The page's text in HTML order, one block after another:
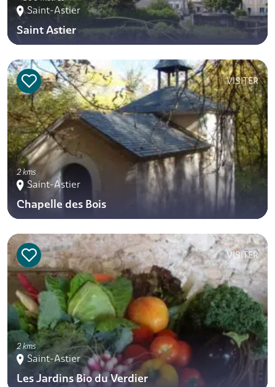
Saint-Astier
Saint Astier
VISITER
2 kms
Saint-Astier
Chapelle des Bois
VISITER
2 kms
Saint-Astier
Les Jardins Bio du Verdier